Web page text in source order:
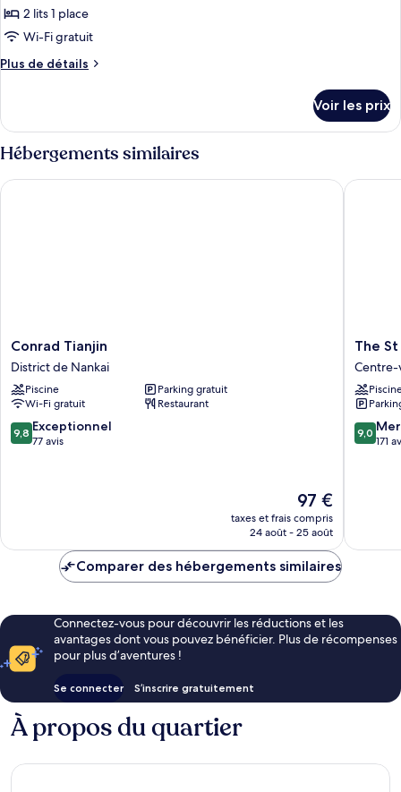
Suite
photos
pour
ce
chambre :
Horizon
River
View
2 lits 1 place
Wi-Fi gratuit
Plus de détails
Plus
le
type
de
Horizon
Voir les prix
Hébergements similaires
Conrad
Tianjin
District
de
Nankai
Conrad Tianjin
District de Nankai
Piscine
Parking gratuit
Wi-Fi gratuit
Restaurant
9.8
sur
9,8 Exceptionnel
77 avis
Le
nouveau
prix
de
97 €
taxes et frais compris
24 août - 25 août
Conrad Tianjin
The
St
Regis
Tianjin
Hotel
Centre-
ville
The
Centre-
9.0
sur
9,0
171
The St
Comparer des hébergements similaires
Connectez-vous pour découvrir les réductions et les
avantages dont vous pouvez bénéficier. Plus de récompenses
pour plus d’aventures !
Se connecter S’inscrire gratuitement
À propos du quartier